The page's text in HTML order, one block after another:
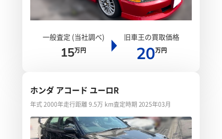
一般査定 (当社調べ)
15万円
旧車王の買取価格
20万円
ホンダ アコード ユーロR
年式 2000年走行距離 9.5万 km査定時期 2025年03月